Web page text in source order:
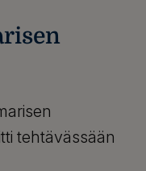
tehtävässään